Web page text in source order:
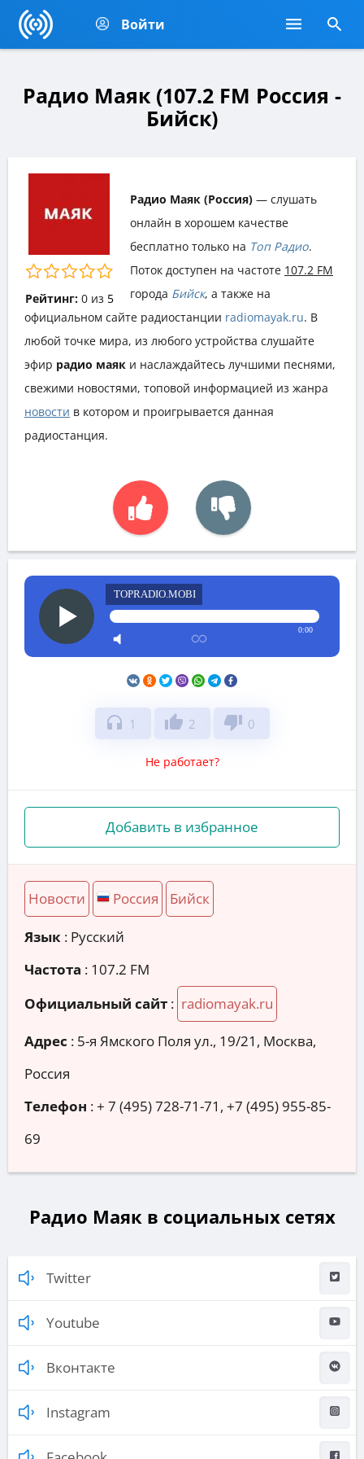
Войти
Радио Маяк (107.2 FM Россия -
Бийск)
Рейтинг: 0из 5
Радио Маяк (Россия) — слушать
онлайн в хорошем качестве
бесплатно только на Топ Радио.
Поток доступен на частоте 107.2 FM
города Бийск, а также на
официальном сайте радиостанции radiomayak.ru. В
любой точке мира, из любого устройства слушайте
эфир радио маяк и наслаждайтесь лучшими песнями,
свежими новостями, топовой информацией из жанра
новости в котором и проигрывается данная
радиостанция.
TOPRADIO.MOBI
0:00
headphones 1 thumb_up 2 thumb_down 0
Не работает?
Добавить в избранное
Новости Россия Бийск
Язык : Русский
Частота : 107.2 FM
Официальный сайт : radiomayak.ru
Адрес : 5-я Ямского Поля ул., 19/21, Москва,
Россия
Телефон :+ 7 (495) 728-71-71, +7 (495) 955-85-
69
Радио Маяк в социальных сетях
Twitter
Youtube
Вконтакте
Instagram